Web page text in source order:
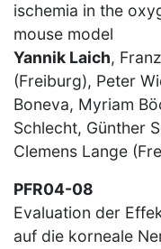
ischemia in the
mouse model
Yannik Laich,
(Freiburg), Peter
Boneva, Myriam
Schlecht, Günther
Clemens Lange
PFR04-08
Evaluation der
auf die korneale